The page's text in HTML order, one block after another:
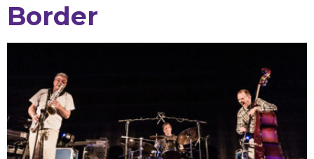
Border